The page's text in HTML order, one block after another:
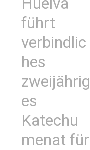
Huelva
führt
verbindlic
hes
zweijährig
es
Katechu
menat für